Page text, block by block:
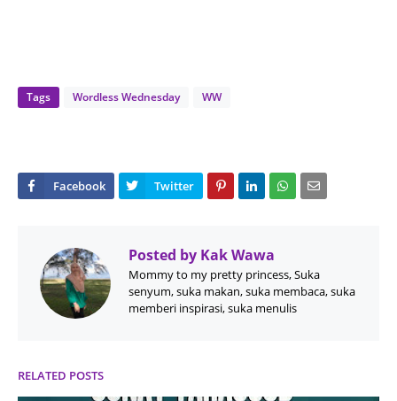
Tags Wordless Wednesday WW
Posted by Kak Wawa
Mommy to my pretty princess, Suka
senyum, suka makan, suka membaca, suka
memberi inspirasi, suka menulis
RELATED POSTS